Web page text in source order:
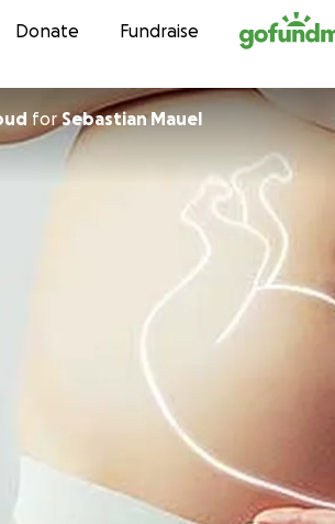
Skip to content
Donate Fundraise
forSebastian Mauel